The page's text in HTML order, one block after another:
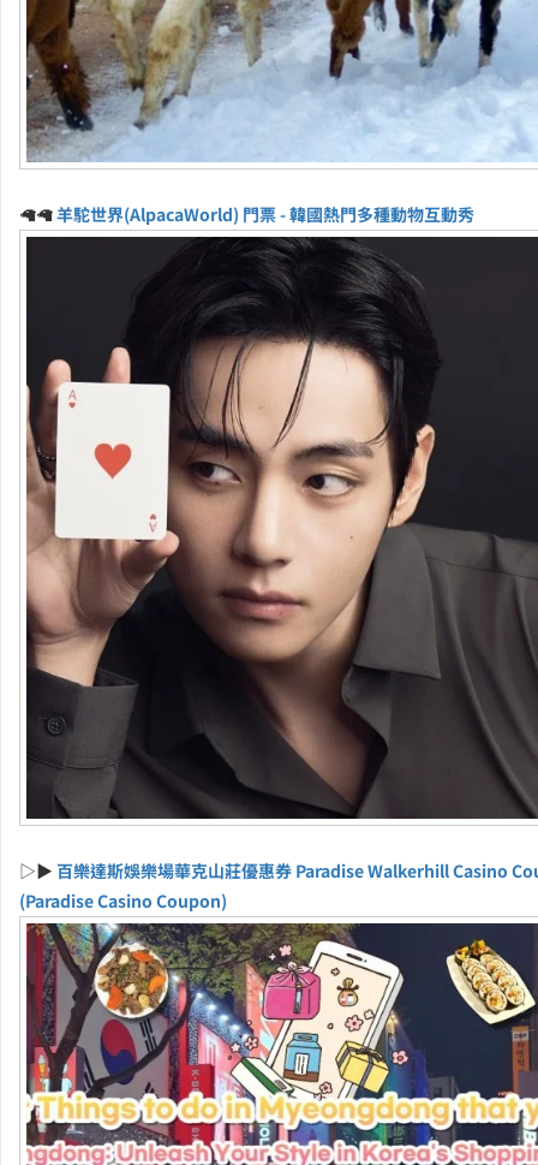
🦙🦙羊駝世界(AlpacaWorld) 門票 - 韓國熱門多種動物互動秀
▷▶ 百樂達斯娛樂場華克山莊優惠券 Paradise Walkerhill Casino
(Paradise Casino Coupon)